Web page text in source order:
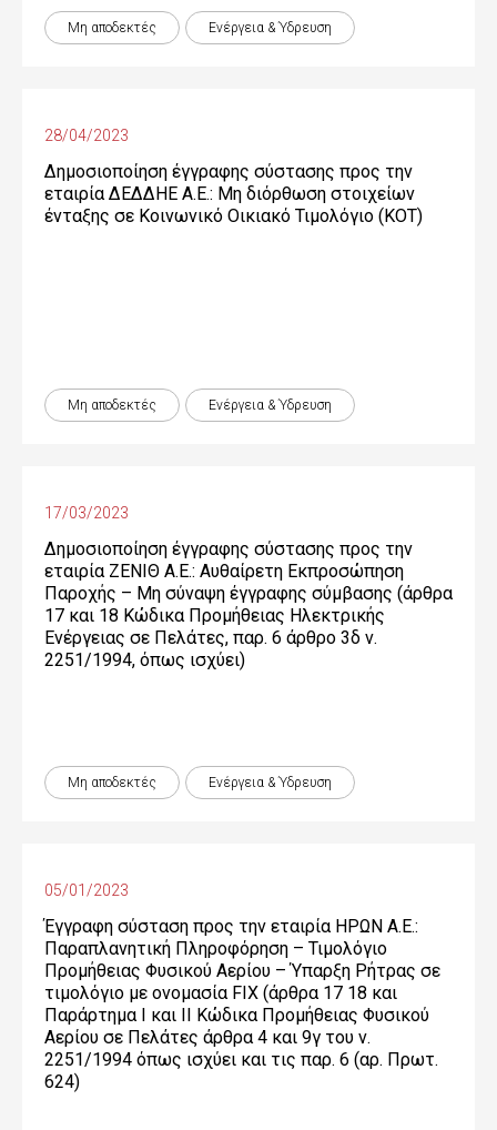
Μη αποδεκτές Ενέργεια & Ύδρευση
28/04/2023
Δημοσιοποίηση έγγραφης σύστασης προς την
εταιρία ΔΕΔΔΗΕ Α.Ε.: Μη διόρθωση στοιχείων
ένταξης σε Κοινωνικό Οικιακό Τιμολόγιο (ΚΟΤ)
Μη αποδεκτές Ενέργεια & Ύδρευση
17/03/2023
Δημοσιοποίηση έγγραφης σύστασης προς την
εταιρία ΖΕΝΙΘ Α.Ε.: Αυθαίρετη Εκπροσώπηση
Παροχής – Μη σύναψη έγγραφης σύμβασης (άρθρα
17 και 18 Κώδικα Προμήθειας Ηλεκτρικής
Ενέργειας σε Πελάτες, παρ. 6 άρθρο 3δ ν.
2251/1994, όπως ισχύει)
Μη αποδεκτές Ενέργεια & Ύδρευση
05/01/2023
Έγγραφη σύσταση προς την εταιρία ΗΡΩΝ Α.Ε.:
Παραπλανητική Πληροφόρηση – Τιμολόγιο
Προμήθειας Φυσικού Αερίου – Ύπαρξη Ρήτρας σε
τιμολόγιο με ονομασία FIX (άρθρα 17 18 και
Παράρτημα Ι και ΙΙ Κώδικα Προμήθειας Φυσικού
Αερίου σε Πελάτες άρθρα 4 και 9γ του ν.
2251/1994 όπως ισχύει και τις παρ. 6 (αρ. Πρωτ.
624)